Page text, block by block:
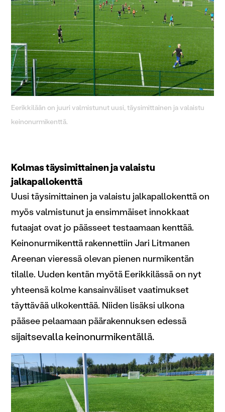
Eerikkilään on juuri valmistunut uusi, täysimittainen ja valaistu
keinonurmikenttä.
Kolmas täysimittainen ja valaistu
jalkapallokenttä
Uusi täysimittainen ja valaistu jalkapallokenttä on
myös valmistunut ja ensimmäiset innokkaat
futaajat ovat jo päässeet testaamaan kenttää.
Keinonurmikenttä rakennettiin Jari Litmanen
Areenan vieressä olevan pienen nurmikentän
tilalle. Uuden kentän myötä Eerikkilässä on nyt
yhteensä kolme kansainväliset vaatimukset
täyttävää ulkokenttää. Niiden lisäksi ulkona
pääsee pelaamaan päärakennuksen edessä
sijaitsevalla keinonurmikentällä.